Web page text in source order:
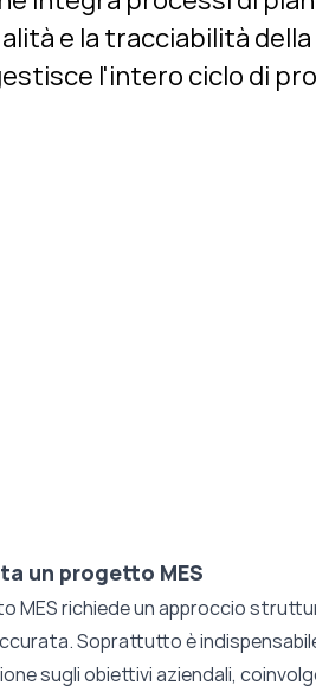
e la tracciabilità
l'intero ciclo di
un progetto MES
MES richiede un approccio
Soprattutto è
sugli obiettivi aziendali,